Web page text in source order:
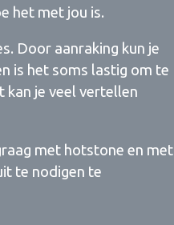
het met jou is.
Door aanraking kun je
is het soms lastig om te
kan je veel vertellen
met hotstone en met
te nodigen te